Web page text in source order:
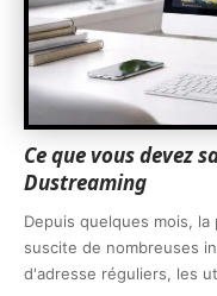
Ce que vous devez
Dustreaming
Depuis quelques mois,
suscite de nombreuses
d'adresse réguliers, les